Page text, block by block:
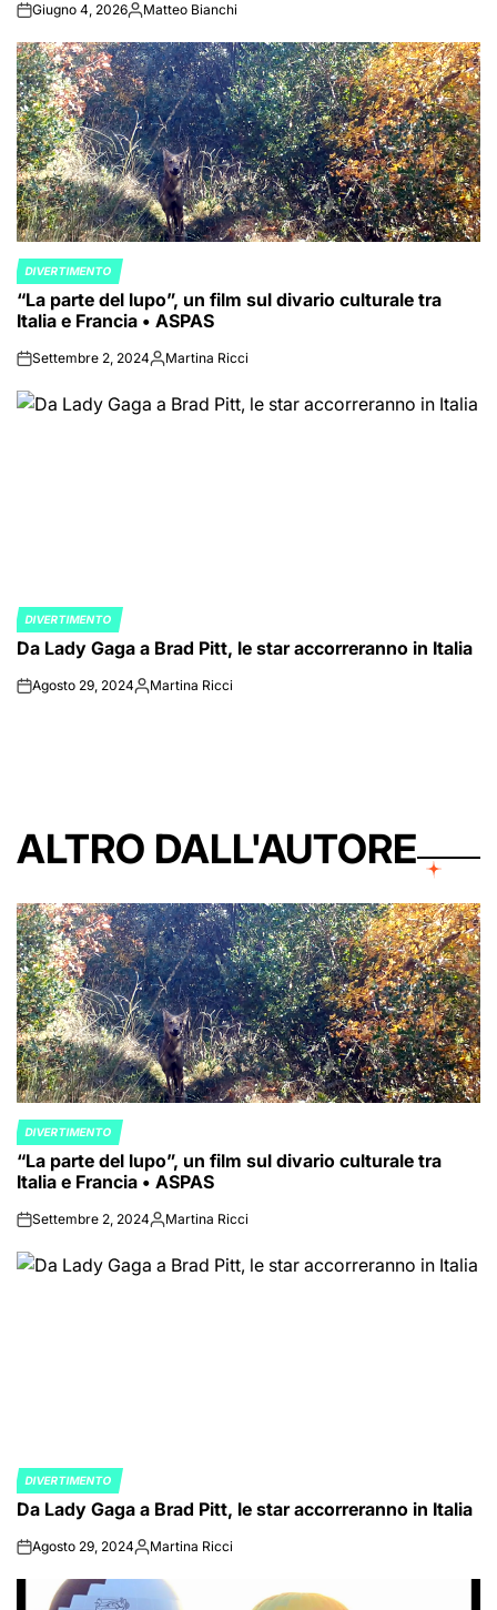
onGiugno 4, 2026Posted
Matteo Bianchi
POSTED
IN
DIVERTIMENTO
“La parte del lupo”, un film sul divario culturale tra
Italia e Francia • ASPAS
onSettembre 2, 2024PostedMartina Ricci
POSTED
IN
DIVERTIMENTO
Da Lady Gaga a Brad Pitt, le star accorreranno in Italia
onAgosto 29, 2024PostedMartina Ricci
ALTRO DALL'AUTORE
POSTED
IN
DIVERTIMENTO
“La parte del lupo”, un film sul divario culturale tra
Italia e Francia • ASPAS
onSettembre 2, 2024PostedMartina Ricci
POSTED
IN
DIVERTIMENTO
Da Lady Gaga a Brad Pitt, le star accorreranno in Italia
onAgosto 29, 2024PostedMartina Ricci